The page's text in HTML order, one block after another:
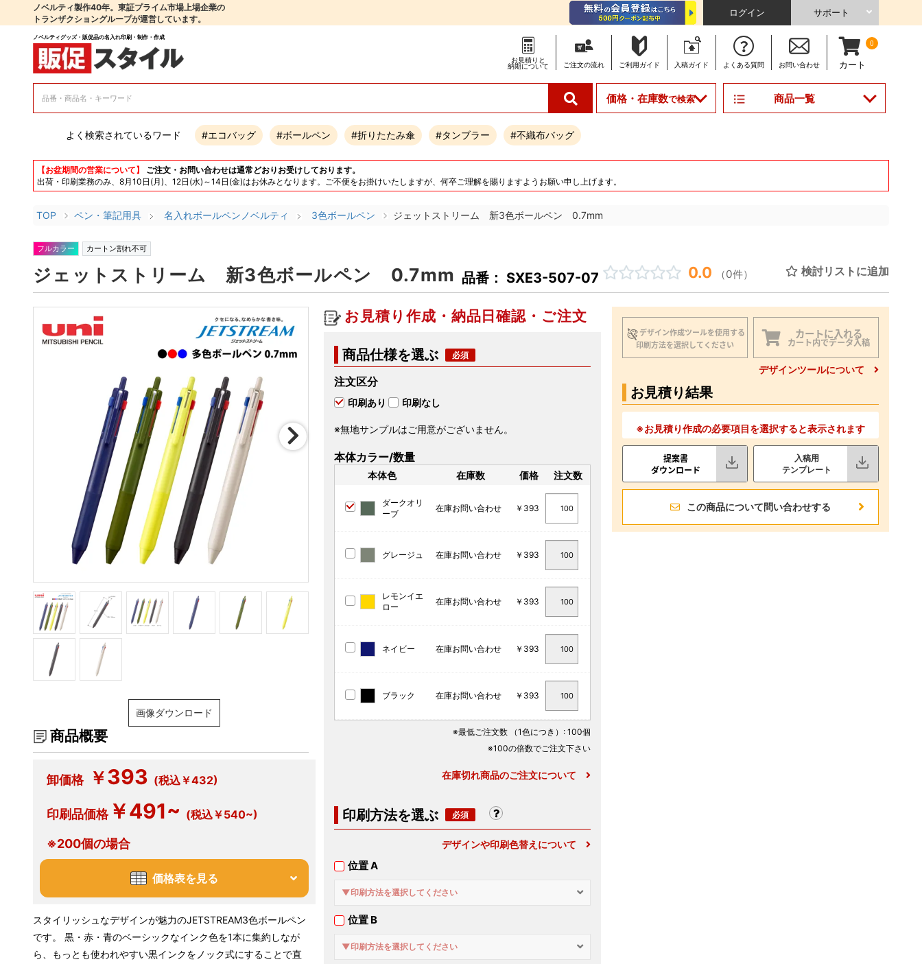
ノベルティ製作40年。東証プライム市場上場企業の
トランザクショングループが運営しています。
ログイン サポート
ノベルティグッズ・販促品の名入れ印刷・制作・作成
お見積りと
納期について
ご注文の流れ ご利用ガイド 入稿ガイド よくある質問 お問い合わせ
0
カート
価格・在庫数で検索 商品一覧
よく検索されているワード #エコバッグ #ボールペン #折りたたみ傘 #タンブラー #不織布バッグ
【お盆期間の営業について】
ご注文・お問い合わせは通常どおりお受けしております。
出荷・印刷業務のみ、8月10日(月)、12日(水)～14日(金)はお休みとなります。ご不便をお掛けいたしますが、何卒ご理解を賜りますようお願い申し上げます。
TOP ペン・筆記用具 名入れボールペンノベルティ 3色ボールペン ジェットストリーム 新3色ボールペン 0.7mm
フルカラー カートン割れ不可
ジェットストリーム 新3色ボールペン 0.7mm 品番： SXE3-507-07 0.0 （0件） 検討リストに追加
画像ダウンロード
商品概要
卸価格 ￥393 (税込￥432)
印刷品価格￥491~ (税込￥540~)
※200個の場合
価格表を見る
スタイリッシュなデザインが魅力のJETSTREAM3色ボールペン
です。 黒・赤・青のベーシックなインク色を1本に集約しなが
ら、もっとも使われやすい黒インクをノック式にすることで直
お見積り作成・納品日確認・ご注文
商品仕様を選ぶ
注文区分
印刷あり 印刷なし
※無地サンプルはご用意がございません。
本体カラー/数量
本体色 在庫数 価格 注文数
ダークオリ
ーブ
在庫お問い合わせ ￥393
グレージュ 在庫お問い合わせ ￥393
レモンイエ
ロー
在庫お問い合わせ ￥393
ネイビー 在庫お問い合わせ ￥393
ブラック 在庫お問い合わせ ￥393
※最低ご注文数 （1色につき） : 100個
※100の倍数でご注文下さい
在庫切れ商品のご注文について
印刷方法を選ぶ
デザインや印刷色替えについて
位置 A
▼印刷方法を選択してください
位置 B
▼印刷方法を選択してください
デザイン作成ツールを使用する
印刷方法を選択してください
カートに入れる
カート内でデータ入稿
デザインツールについて
お見積り結果
※お見積り作成の必要項目を選択すると表示されます
提案書
ダウンロード
入稿用
テンプレート
この商品について問い合わせする